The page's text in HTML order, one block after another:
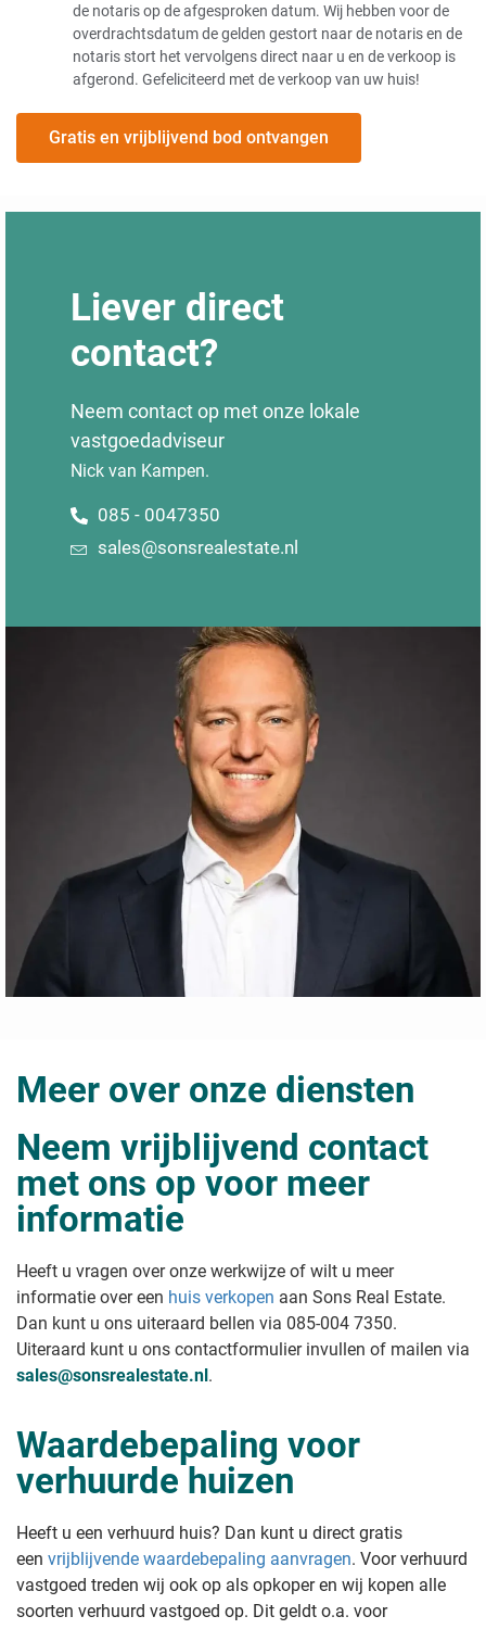
de notaris op de afgesproken datum. Wij hebben voor de
overdrachtsdatum de gelden gestort naar de notaris en de
notaris stort het vervolgens direct naar u en de verkoop is
afgerond. Gefeliciteerd met de verkoop van uw huis!
Gratis en vrijblijvend bod ontvangen
Liever direct
contact?
Neem contact op met onze lokale
vastgoedadviseur
Nick van Kampen.
085 - 0047350
sales@sonsrealestate.nl
Meer over onze diensten
Neem vrijblijvend contact
met ons op voor meer
informatie
Heeft u vragen over onze werkwijze of wilt u meer
informatie over een huis verkopen aan Sons Real Estate.
Dan kunt u ons uiteraard bellen via 085-004 7350.
Uiteraard kunt u ons contactformulier invullen of mailen via
sales@sonsrealestate.nl .
Waardebepaling voor
verhuurde huizen
Heeft u een verhuurd huis? Dan kunt u direct gratis
een vrijblijvende waardebepaling aanvragen. Voor verhuurd
vastgoed treden wij ook op als opkoper en wij kopen alle
soorten verhuurd vastgoed op. Dit geldt o.a. voor